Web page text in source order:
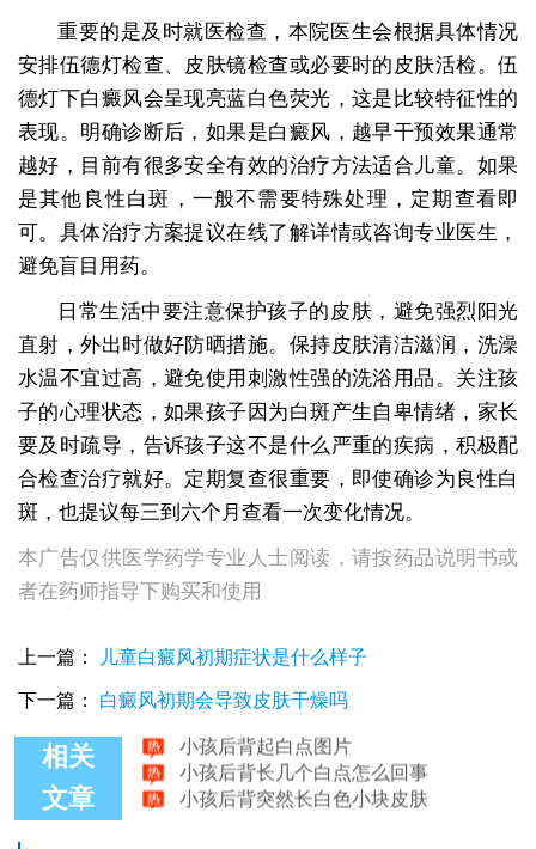
重要的是及时就医检查，本院医生会根据具体情况
安排伍德灯检查、皮肤镜检查或必要时的皮肤活检。伍
德灯下白癜风会呈现亮蓝白色荧光，这是比较特征性的
表现。明确诊断后，如果是白癜风，越早干预效果通常
越好，目前有很多安全有效的治疗方法适合儿童。如果
是其他良性白斑，一般不需要特殊处理，定期查看即
可。具体治疗方案提议在线了解详情或咨询专业医生，
避免盲目用药。
日常生活中要注意保护孩子的皮肤，避免强烈阳光
直射，外出时做好防晒措施。保持皮肤清洁滋润，洗澡
水温不宜过高，避免使用刺激性强的洗浴用品。关注孩
子的心理状态，如果孩子因为白斑产生自卑情绪，家长
要及时疏导，告诉孩子这不是什么严重的疾病，积极配
合检查治疗就好。定期复查很重要，即使确诊为良性白
斑，也提议每三到六个月查看一次变化情况。
本广告仅供医学药学专业人士阅读，请按药品说明书或
者在药师指导下购买和使用
上一篇： 儿童白癜风初期症状是什么样子
下一篇： 白癜风初期会导致皮肤干燥吗
相关
文章
小孩后背起白点图片
小孩后背有白色小块是什么原因
小孩后背长几个白点怎么回事
小孩后背突然长白色小块皮肤
小孩后背长几个白点